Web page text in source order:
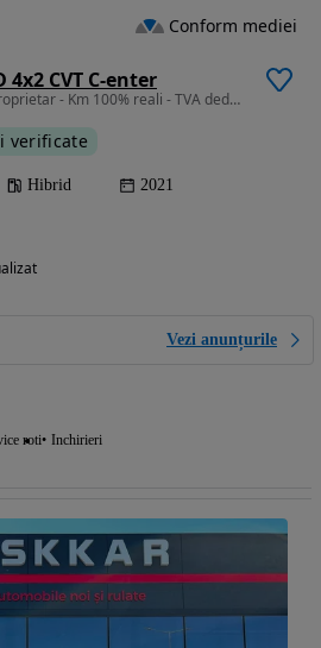
4x2 CVT C-enter
1798 cm3 • 122 CP • Unic proprietar - Km 100% reali - TVA deductibil
verificate
Hibrid 2021
Vezi anunțurile
roti Inchirieri
Conform mediei